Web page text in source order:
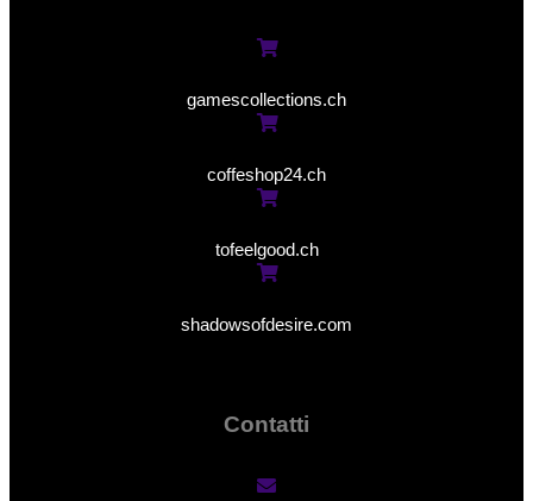
gamescollections.ch
coffeshop24.ch
tofeelgood.ch
shadowsofdesire.com
Contatti